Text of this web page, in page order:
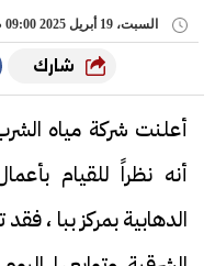
السبت، 19 أبريل 2025 09:00 ص
شارك
أعلنت شركة مياه
أنه نظراً للقيام
الدهابية بمركز ببا ،